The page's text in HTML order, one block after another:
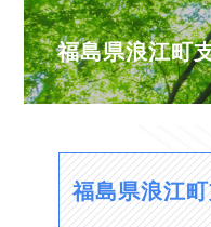
福島県浪江町
福島県浪江